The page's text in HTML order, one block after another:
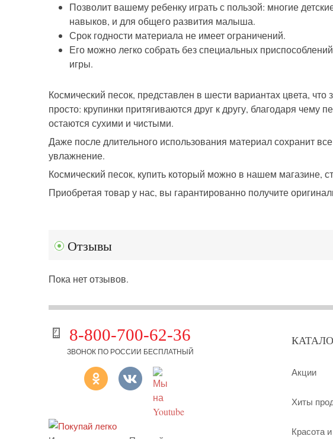
Позволит вашему ребенку играть с пользой: многие
навыков, и для общего развития малыша.
Срок годности материала не имеет ограничений.
Его можно легко собрать без специальных
игры.
Космический песок, представлен в шести вариантах цвета,
просто: крупинки притягиваются друг к другу, благодаря
остаются сухими и чистыми.
Даже после длительного использования материал сохранит
увлажнение.
Космический песок, купить который можно в нашем магазине,
Приобретая товар у нас, вы гарантированно получите
Отзывы
Пока нет отзывов.
8-800-700-62-36
ЗВОНОК ПО РОССИИ БЕСПЛАТНЫЙ
Акции
Хиты
Красота